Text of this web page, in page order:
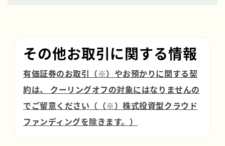
その他お取引に関する情報
有価証券のお取引（※）やお預かりに関する契
約は、
クーリングオフの対象にはなりませんの
でご留意ください（（※）株式投資型クラウド
ファンディングを除きます。）